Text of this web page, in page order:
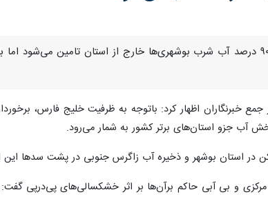
بوشهر - ایرنا - استاندار بوشهر گفت: هرچند ۹۰ درصد آب شرب بوشهری‌ها خارج
جمع خبرنگاران اظهار کرد: باتوجه به ظرفیت خلیج فارس،
آب جزو استان‌های برتر کشور به شمار می‌رود.
در استان بوشهر و ذخیره آب زاگرس جنوبی در پشت سدها این
و بی آبی حاکم برآن‌ها بر اثر خشکسالی‌های پی‌درپی